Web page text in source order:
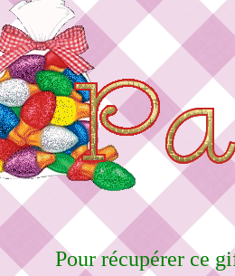
Pour récupérer ce